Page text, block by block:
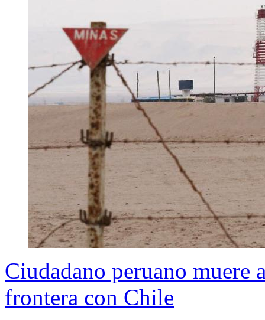
Ciudadano peruano muere
frontera con Chile